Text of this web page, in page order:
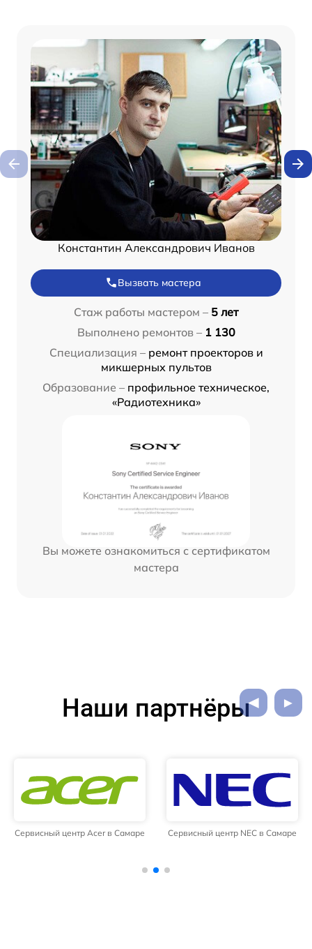
Константин Александрович Иванов
Вызвать мастера
Стаж работы мастером – 5 лет
Выполнено ремонтов – 1 130
Специализация – ремонт проекторов и
микшерных пультов
Образование – профильное техническое,
«Радиотехника»
Вы можете ознакомиться с сертификатом
мастера
Наши партнёры
Сервисный центр Acer в Самаре Сервисный центр NEC в Самаре